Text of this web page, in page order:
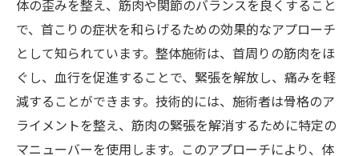
体の歪みを整え、筋肉や関節のバランスを良くすること
で、首こりの症状を和らげるための効果的なアプローチ
として知られています。整体施術は、首周りの筋肉をほ
ぐし、血行を促進することで、緊張を解放し、痛みを軽
減することができます。技術的には、施術者は骨格のア
ライメントを整え、筋肉の緊張を解消するために特定の
マニューバーを使用します。このアプローチにより、体